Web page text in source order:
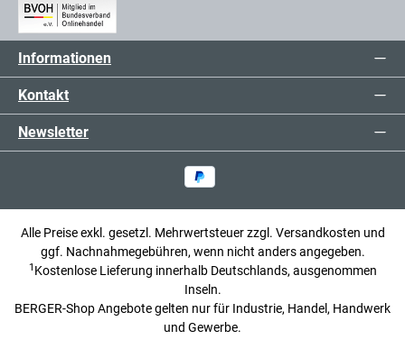
Informationen
Kontakt
Newsletter
Alle Preise exkl. gesetzl. Mehrwertsteuer zzgl. Versandkosten und
ggf. Nachnahmegebühren, wenn nicht anders angegeben.
1 Kostenlose Lieferung innerhalb Deutschlands, ausgenommen
Inseln.
BERGER-Shop Angebote gelten nur für Industrie, Handel, Handwerk
und Gewerbe.